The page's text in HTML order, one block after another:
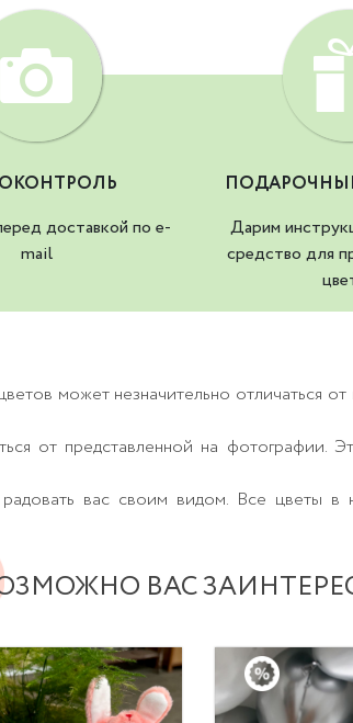
доставкой по e-
mail
Дарим
средство для
может незначительно отличаться
от представленной на фотографии.
вас своим видом. Все цветы в
ВАС